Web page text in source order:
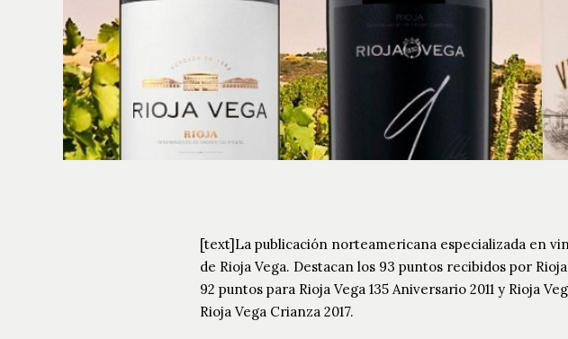
[text]La publicación norteamericana especializada en
de Rioja Vega. Destacan los 93 puntos recibidos por
92 puntos para Rioja Vega 135 Aniversario 2011 y Rioja
Rioja Vega Crianza 2017.